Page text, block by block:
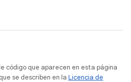
código que aparecen en esta página
se describen en la Licencia de